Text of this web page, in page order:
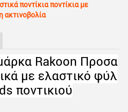
ποντίκια ποντίκια με
ακτινοβολία
Rakoon Προσα
με ελαστικό φύλ
ποντικιού